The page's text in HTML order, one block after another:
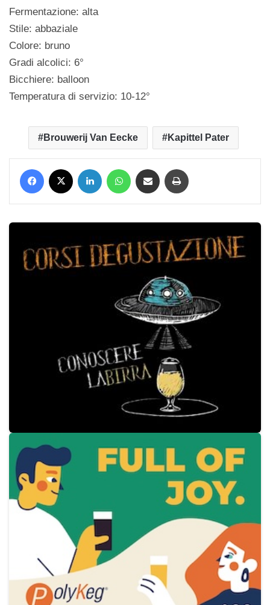
Fermentazione: alta
Stile: abbaziale
Colore: bruno
Gradi alcolici: 6°
Bicchiere: balloon
Temperatura di servizio: 10-12°
Brouwerij Van Eecke Kapittel Pater
Facebook LinkedIn WhatsApp Condividi via mail